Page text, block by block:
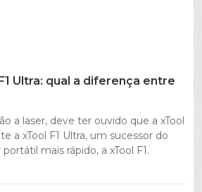
Ultra: qual a diferença entre
a laser, deve ter ouvido que a xTool
a xTool F1 Ultra, um sucessor do
mais rápido, a xTool F1.